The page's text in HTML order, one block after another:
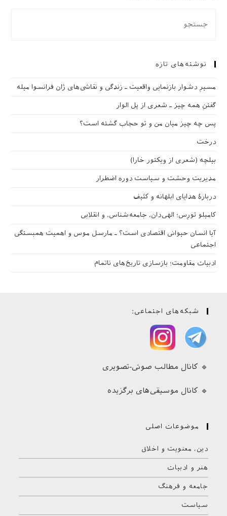
نوشته‌های تازه
مسیرِ دشوار بازنمایی واقعیت ـ زندگی و نقاشی‌های ژان فرانسوا میله
گفتنِ همه چیز ـ شعری از پل الوار
پس چه چیز میان من و تو حجاب گشته است؟
درخت
بیلچه (شعری از ویکتور خارا)
مدیریت وحشت و سیاست دوره اضطرار
دربارهٔ هدایای ابلهانه و کثیف
کامیلو تورِس؛ الهی‌دان، جامعه‌شناس، و انقلابی
آیا انسان حیوانی اقتصادی است؟ ـ مارسل موس و اهمیت همبستگی
اجتماعی
ادبیات مقاومت؛ بازسازی تاریخ‌های ناتمام
شبکه‌های اجتماعی:
🔹 کانال مطالب صوتی-تصویری
🔹 کانال موسیقی‌های برگزیده
موضوعات اصلی
دین، معنویت و اخلاق
هنر و ادبیات
جامعه و فرهنگ
سیاست